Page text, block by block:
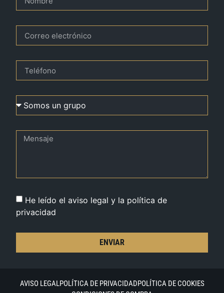
He leído el aviso legal y la política de
privacidad
ENVIAR
AVISO LEGALPOLÍTICA DE PRIVACIDADPOLÍTICA DE COOKIES